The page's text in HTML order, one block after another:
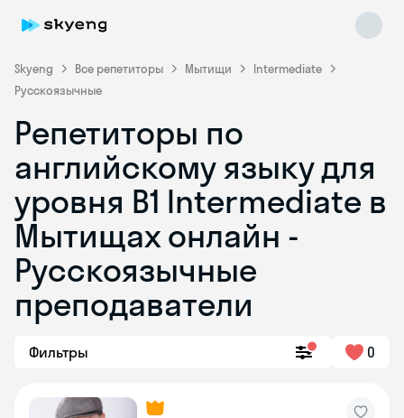
Skyeng Все репетиторы Мытищи
Intermediate
Русскоязычные
Репетиторы по
английскому языку для
уровня B1 Intermediate в
Мытищах онлайн -
Русскоязычные
преподаватели
Фильтры 0
Skyeng Chat